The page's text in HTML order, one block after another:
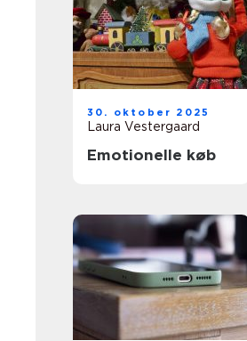
30. oktober 2025
Laura Vestergaard
Emotionelle køb